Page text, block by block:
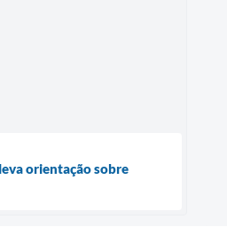
orientação sobre